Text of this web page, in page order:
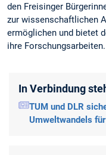
den Freisinger
zur wissenschaftlichen
ermöglichen und bietet
ihre Forschungsarbeiten.
In Verbindung
TUM und DLR
Umweltwandels